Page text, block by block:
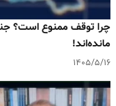
چرا توقف ممنوع است؟
مانده‌اند!
۱۴۰۵/۵/۱۶